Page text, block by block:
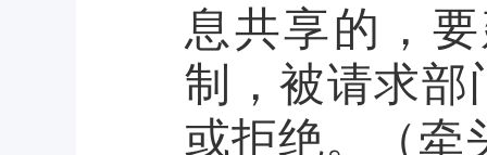
息共享的，
制，被请求部
或拒绝。（牵